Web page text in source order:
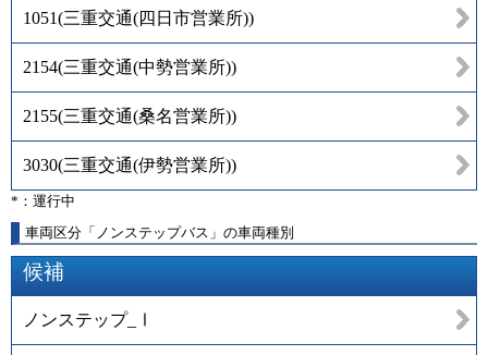
1051(三重交通(四日市営業所))
2154(三重交通(中勢営業所))
2155(三重交通(桑名営業所))
3030(三重交通(伊勢営業所))
*：運行中
車両区分「ノンステップバス」の車両種別
候補
ノンステップ_Ⅰ